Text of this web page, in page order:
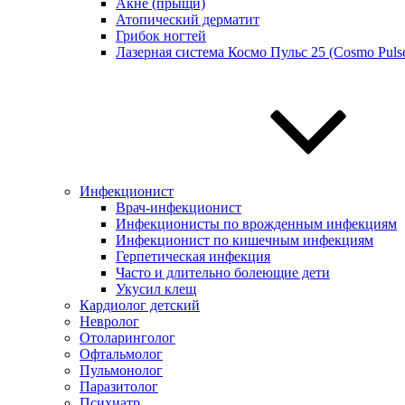
Акне (прыщи)
Атопический дерматит
Грибок ногтей
Лазерная система Космо Пульс 25 (Cosmo
Инфекционист
Врач-инфекционист
Инфекционисты по врожденным инфекциям
Инфекционист по кишечным инфекциям
Герпетическая инфекция
Часто и длительно болеющие дети
Укусил клещ
Кардиолог детский
Невролог
Отоларинголог
Офтальмолог
Пульмонолог
Паразитолог